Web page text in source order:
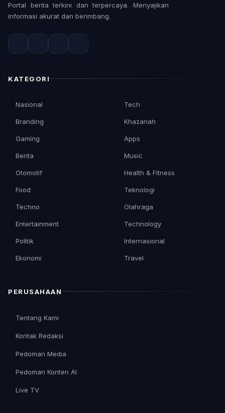
Portal berita terkini dan terpercaya. Menyajikan
informasi akurat dan berimbang.
KATEGORI
Nasional
Branding
Gaming
Berita
Otomotif
Tech
Khazanah
Apps
Music
Health & Fitness
Food
Techno
Entertainment
Politik
Ekonomi
Teknologi
Olahraga
Technology
Internasional
Travel
PERUSAHAAN
Tentang Kami
Kontak Redaksi
Pedoman Media
Pedoman Konten AI
Live TV